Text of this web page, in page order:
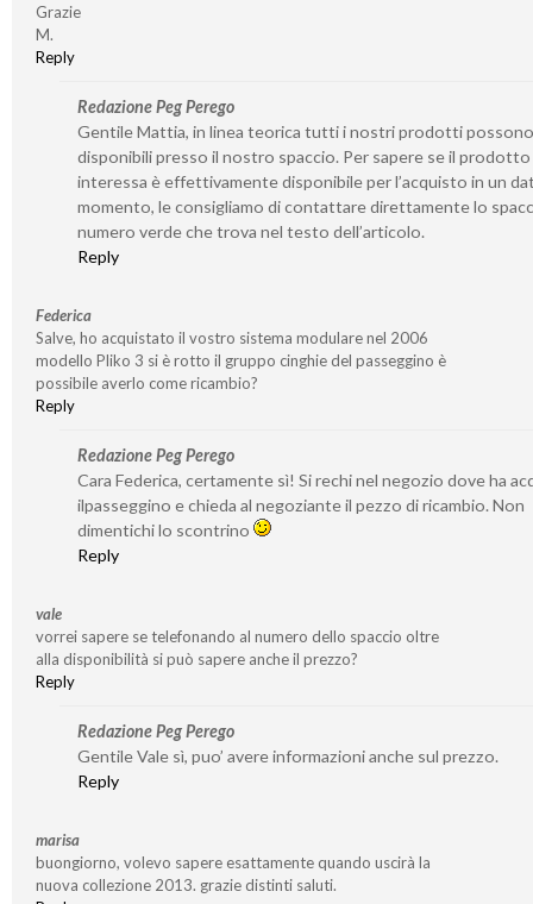
Grazie
M.
Reply
Redazione Peg Perego
Gentile Mattia, in linea teorica tutti i nostri prodotti
disponibili presso il nostro spaccio. Per sapere se il prodotto
interessa è effettivamente disponibile per l’acquisto in un
momento, le consigliamo di contattare direttamente lo
numero verde che trova nel testo dell’articolo.
Reply
Federica
Salve, ho acquistato il vostro sistema modulare nel 2006
modello Pliko 3 si è rotto il gruppo cinghie del passeggino è
possibile averlo come ricambio?
Reply
Redazione Peg Perego
Cara Federica, certamente sì! Si rechi nel negozio dove ha
ilpasseggino e chieda al negoziante il pezzo di ricambio. Non
dimentichi lo scontrino
Reply
vale
vorrei sapere se telefonando al numero dello spaccio oltre
alla disponibilità si può sapere anche il prezzo?
Reply
Redazione Peg Perego
Gentile Vale sì, puo’ avere informazioni anche sul prezzo.
Reply
marisa
buongiorno, volevo sapere esattamente quando uscirà la
nuova collezione 2013. grazie distinti saluti.